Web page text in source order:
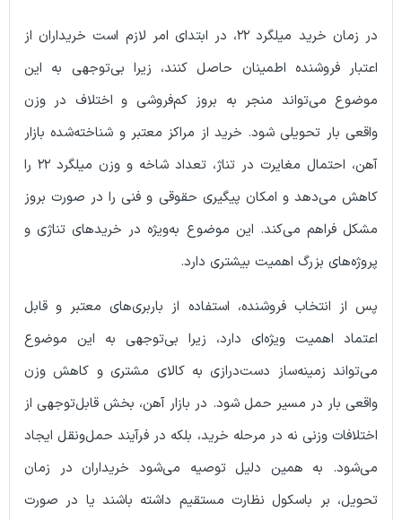
در زمان خرید میلگرد ۲۲، در ابتدای امر لازم است خریداران از
فروشنده اطمینان حاصل کنند، زیرا بی‌توجهی به این
می‌تواند منجر به بروز کم‌فروشی و اختلاف در وزن
تحویلی شود. خرید از مراکز معتبر و شناخته‌شده بازار
آهن، احتمال مغایرت در تناژ، تعداد شاخه و وزن میلگرد ۲۲ را
و امکان پیگیری حقوقی و فنی را در صورت بروز
می‌کند. این موضوع به‌ویژه در خریدهای تناژی و
بزرگ اهمیت بیشتری دارد.
فروشنده، استفاده از باربری‌های معتبر و قابل
اهمیت ویژه‌ای دارد، زیرا بی‌توجهی به این موضوع
زمینه‌ساز دست‌درازی به کالای مشتری و کاهش وزن
در مسیر حمل شود. در بازار آهن، بخش قابل‌توجهی از
وزنی نه در مرحله خرید، بلکه در فرآیند حمل‌ونقل ایجاد
به همین دلیل توصیه می‌شود خریداران در زمان
بر باسکول نظارت مستقیم داشته باشند یا در صورت